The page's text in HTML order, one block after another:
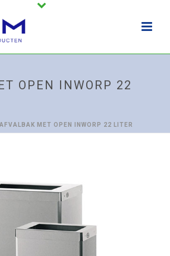
OPEN INWORP 22
AFVALBAK MET OPEN INWORP 22 LITER